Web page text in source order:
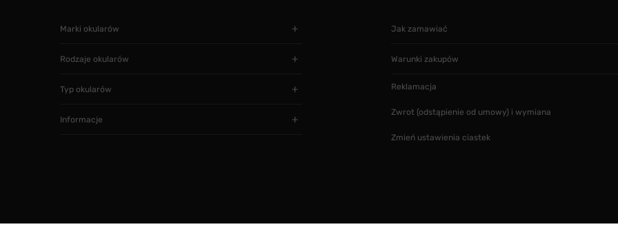
Marki okularów
Rodzaje okularów
Typ okularów
Informacje
Jak zamawiać
Warunki zakupów
Reklamacja
Zwrot (odstąpienie od umowy) i wymiana
Zmień ustawienia ciastek